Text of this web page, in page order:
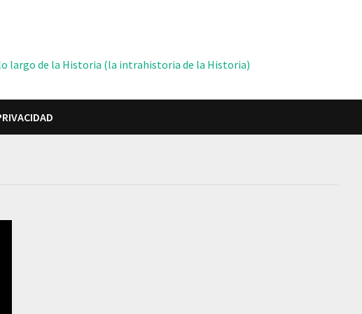
lo largo de la Historia (la intrahistoria de la Historia)